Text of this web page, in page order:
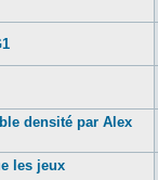
densité par Alex
les jeux